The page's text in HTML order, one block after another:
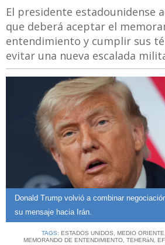
El presidente estadounidense
que deberá aceptar el
entendimiento y cumplir sus
evitar una nueva escalada
Donald Trump volvió a combinar
su mensaje hacia Irán.
TAGS: ESTADOS UNIDOS, MEDIO ORIENTE
MEMORANDO DE ENTENDIMIENTO, TEHERáN,